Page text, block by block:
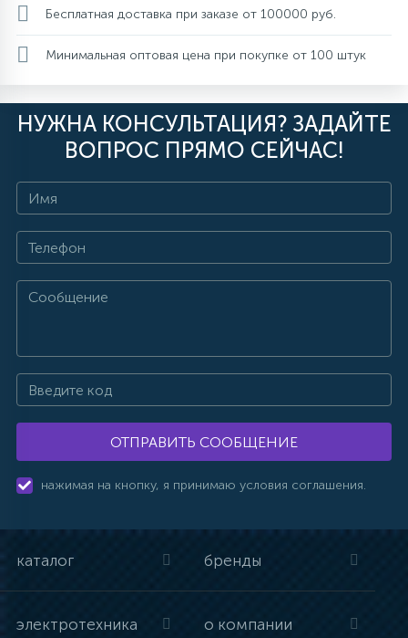
Бесплатная доставка при заказе от 100000 руб.
Минимальная оптовая цена при покупке от 100 штук
НУЖНА КОНСУЛЬТАЦИЯ? ЗАДАЙТЕ
ВОПРОС ПРЯМО СЕЙЧАС!
ОТПРАВИТЬ СООБЩЕНИЕ
нажимая на кнопку, я принимаю условия соглашения.
каталог бренды
электротехника о компании